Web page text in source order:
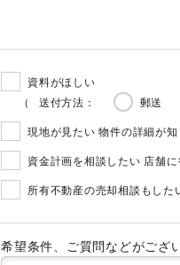
資料がほしい
（
送付方法： 郵送
現地が見たい 物件の詳細が知
資金計画を相談したい 店舗
所有不動産の売却相談もした
希望条件、ご質問などがござ